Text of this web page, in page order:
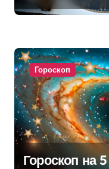
Гороскоп
Гороскоп на 5